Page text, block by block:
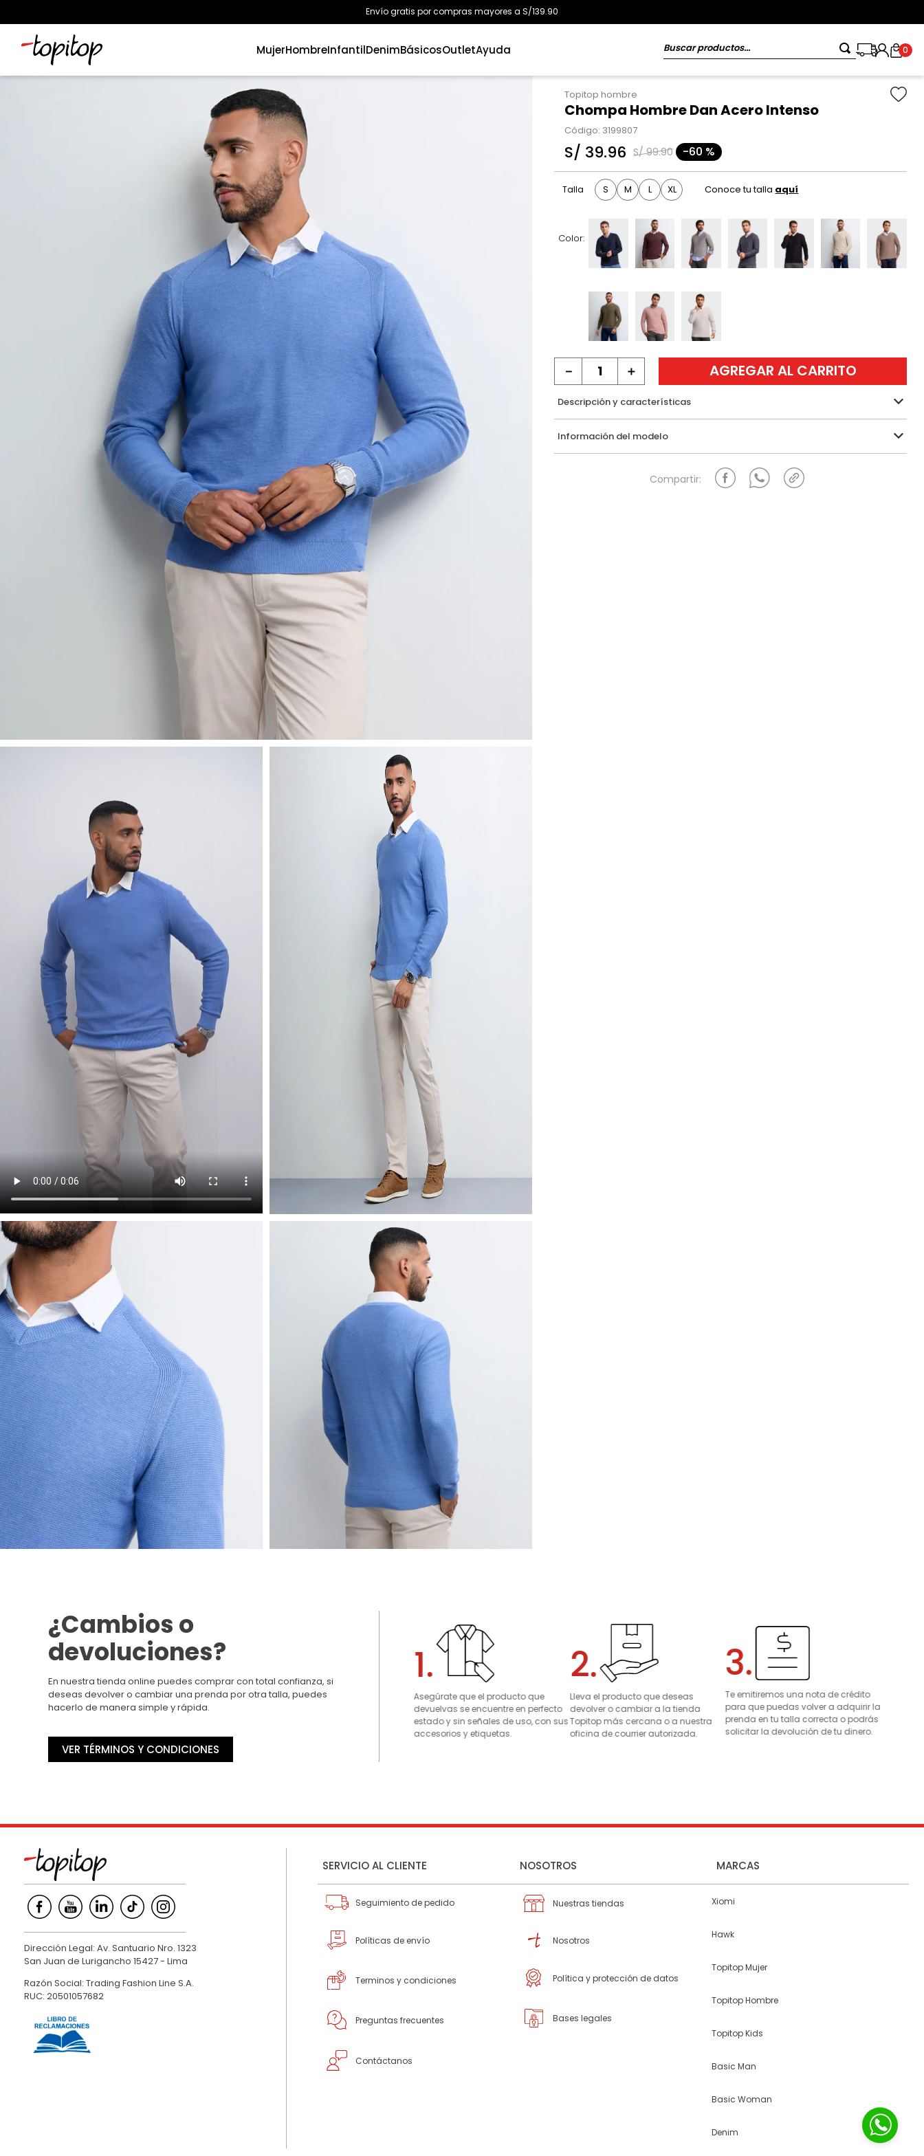
Envío gratis por compras mayores a S/139.90
MujerHombreInfantilDenimBásicosOutletAyuda Buscar productos... 0
Topitop hombre
Chompa Hombre Dan Acero Intenso
Código: 3199807
S/ 39.96 S/ 99.90 -60 %
Talla S M L XL Conoce tu talla aquí
Color:
＋
－ AGREGAR AL CARRITO
Descripción y características
Información del modelo
¿Cambios o
devoluciones?
En nuestra tienda online puedes comprar con total confianza, si
deseas devolver o cambiar una prenda por otra talla, puedes
hacerlo de manera simple y rápida.
VER TÉRMINOS Y CONDICIONES
1.
Asegúrate que el producto que
devuelvas se encuentre en perfecto
estado y sin señales de uso, con sus
accesorios y etiquetas.
2.
Lleva el producto que deseas
devolver o cambiar a la tienda
Topitop más cercana o a nuestra
oficina de courrier autorizada.
3.
Te emitiremos una nota de crédito
para que puedas volver a adquirir la
prenda en tu talla correcta o podrás
solicitar la devolución de tu dinero.
Dirección Legal: Av. Santuario Nro. 1323
San Juan de Lurigancho 15427 - Lima
Razón Social: Trading Fashion Line S.A.
RUC: 20501057682
SERVICIO AL CLIENTE
Seguimiento de pedido
Políticas de envío
Terminos y condiciones
Preguntas frecuentes
Contáctanos
NOSOTROS
Nuestras tiendas
Nosotros
Política y protección de datos
Bases legales
MARCAS
Xiomi
Hawk
Topitop Mujer
Topitop Hombre
Topitop Kids
Basic Man
Basic Woman
Denim